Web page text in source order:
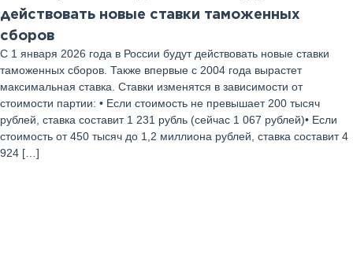
действовать новые ставки таможенных
сборов
С 1 января 2026 года в России будут действовать новые ставки
таможенных сборов. Также впервые с 2004 года вырастет
максимальная ставка. Ставки изменятся в зависимости от
стоимости партии: • Если стоимость не превышает 200 тысяч
рублей, ставка составит 1 231 рубль (сейчас 1 067 рублей)• Если
стоимость от 450 тысяч до 1,2 миллиона рублей, ставка составит 4
924 […]